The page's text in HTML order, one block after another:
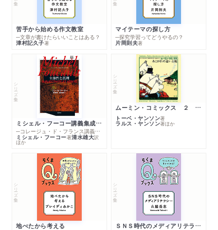
苦手から始める作文教室
─文章が書けたらいいことはある？
津村記久子著
マイテーマの探し方
─探究学習ってどうやるの？
片岡則夫著
シリーズ・全集
ミシェル・フーコー講義集成１０ 主体性と真理
─コレージュ・ド・フランス講義１９８０－１９８１年度
ミシェル・フーコー著清水雄大訳
ほか
シリーズ・全集
ムーミン・コミックス ２ あこがれの遠い土地
トーベ・ヤンソン著
ラルス・ヤンソン著ほか
シリーズ・全集
地べたから考える
シリーズ・全集
ＳＮＳ時代のメディアリテラシー